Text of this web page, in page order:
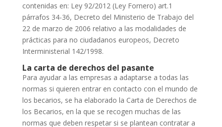
contenidas en: Ley 92/2012 (Ley Fornero) art.1
párrafos 34-36, Decreto del Ministerio de Trabajo del
22 de marzo de 2006 relativo a las modalidades de
prácticas para no ciudadanos europeos, Decreto
Interministerial 142/1998.
La carta de derechos del pasante
Para ayudar a las empresas a adaptarse a todas las
normas si quieren entrar en contacto con el mundo de
los becarios, se ha elaborado la Carta de Derechos de
los Becarios, en la que se recogen muchas de las
normas que deben respetar si se plantean contratar a